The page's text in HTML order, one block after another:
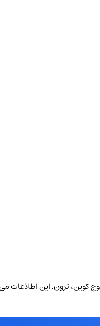
بایننس کوین، سولانا، دوج‌ کوین،